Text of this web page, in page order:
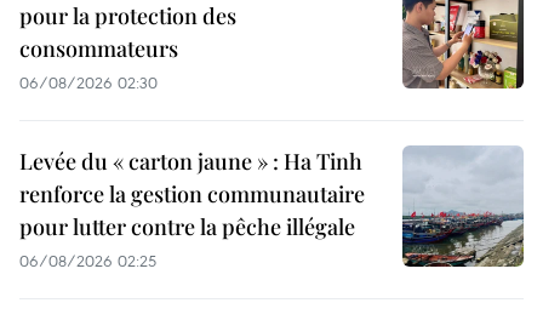
pour la protection des
consommateurs
06/08/2026 02:30
Levée du « carton jaune » : Ha Tinh
renforce la gestion communautaire
pour lutter contre la pêche illégale
06/08/2026 02:25